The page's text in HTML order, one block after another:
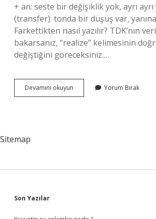
+ an: seste bir değişiklik yok, ayrı ayrı
(transfer): tonda bir düşüş var, yanına
Farkettikten nasıl yazılır? TDK’nın
bakarsanız, “realize” kelimesinin
değiştiğini göreceksiniz.…
Devamını okuyun
Birleşik
Yorum Bırak
Sitemap
Sidebar
Son Yazılar